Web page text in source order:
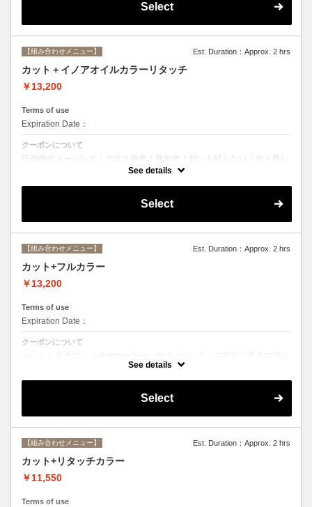
Select
【組み合わせメニュー】 Est. Duration：Approx. 2 hrs
カット＋イノアオイルカラーリタッチ
￥13,200
Terms of use
Expiration Date：
クーポンについて
圧倒的ダメージレス！グロス発色！低刺激！匂いも残らない！全く新し
い処方のイノアオイルカラーのセットメニュー☆ ※根元２ｃｍまでの
See details
Select
【組み合わせメニュー】 Est. Duration：Approx. 2 hrs
カット+フルカラー
￥13,200
Terms of use
Expiration Date：
クーポンについて
分けて綺麗に染め上げます。シャンプー、ブロー込み
See details
Select
【組み合わせメニュー】 Est. Duration：Approx. 2 hrs
カット+リタッチカラー
￥11,550
Terms of use